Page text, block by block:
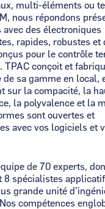
multi-éléments ou
nous répondons
avec des électroniques
rapides, robustes et
pour le contrôle
TPAC conçoit et
de sa gamme en local,
sur la compacité, la
la polyvalence et la
sont ouvertes et
avec vos logiciels et
de 70 experts,
8 spécialistes
grande unité
compétences